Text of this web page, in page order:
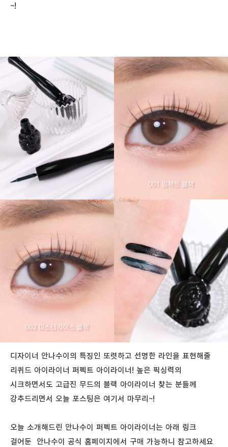
~!
디자이너 안나수이의 특징인 또렷하고 선명한 라인을 표현해줄
리퀴드 아이라이너 퍼펙트 아이라이너! 높은 픽싱력의
시크하면서도 고급진 무드의 블랙 아이라이너 찾는 분들께
강추드리면서 오늘 포스팅은 여기서 마무리~!
오늘 소개해드린 안나수이 퍼펙트 아이라이너는 아래 링크
걸어둔 안나수이 공식 홈페이지에서 구매 가능하니 참고하세요